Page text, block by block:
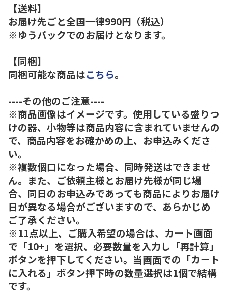
【送料】
お届け先ごと全国一律990円（税込）
※ゆうパックでのお届けとなります。
【同梱】
同梱可能な商品はこちら。
----その他のご注意----
※商品画像はイメージです。使用している盛りつ
けの器、小物等は商品内容に含まれていませんの
で、商品内容をお確かめの上、お申込みくださ
い。
※複数個口になった場合、同時発送はできませ
ん。また、ご依頼主様とお届け先様が同じ場
合、同日のお申込みであっても商品によりお届け
日が異なる場合がございますので、あらかじめ
ご了承ください。
※11点以上、ご購入希望の場合は、カート画面
で「10+」を選択、必要数量を入力し「再計算」
ボタンを押下してください。当画面での「カート
に入れる」ボタン押下時の数量選択は1個で結構
です。